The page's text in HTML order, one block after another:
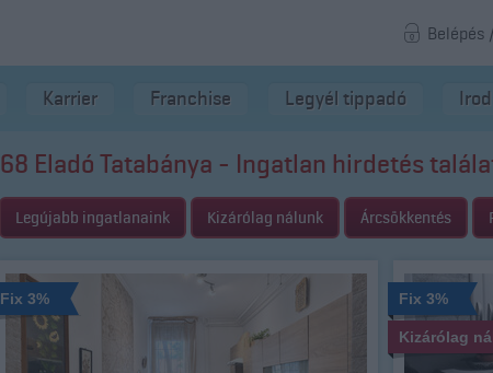
Belépés
Karrier Franchise Legyél tippadó
68 Eladó Tatabánya - Ingatlan hirdetés
Legújabb ingatlanaink Kizárólag nálunk Árcsökkentés
Fix 3% Fix 3%
Kizárólag